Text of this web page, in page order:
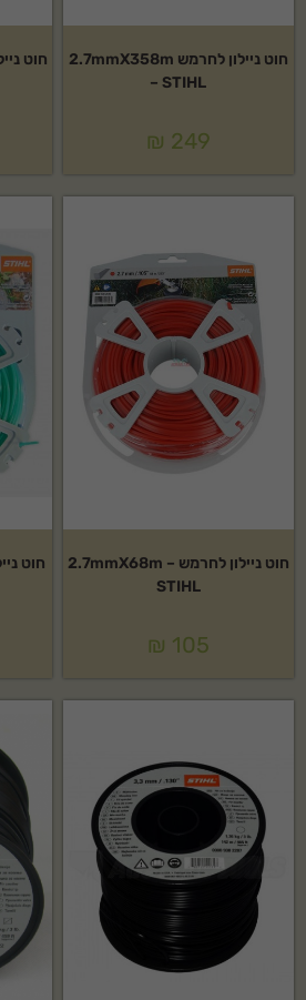
חוט ניילון לחרמש 2.7mmX358m
– STIHL
₪ 249
חוט ניילון לחרמש 2.7mmX68m –
STIHL
₪ 105